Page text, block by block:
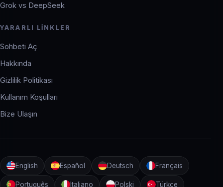
Grok vs DeepSeek
YARARLI LINKLER
Sohbeti Aç
Hakkında
Gizlilik Politikası
Kullanım Koşulları
Bize Ulaşın
English Español Deutsch Français
Português Italiano Polski Türkçe